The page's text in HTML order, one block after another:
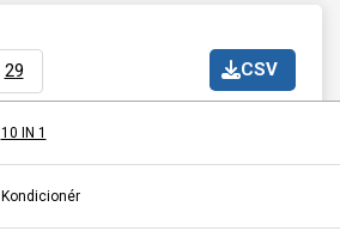
CSV
29
10 IN 1
Kondicionér